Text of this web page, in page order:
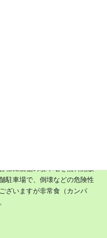
様に店舗の駐車場を無料開放
駐車場で、倒壊などの危険性
ざいますが非常食（カンパ